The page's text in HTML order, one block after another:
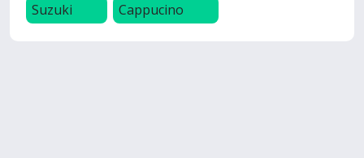
Suzuki Cappucino